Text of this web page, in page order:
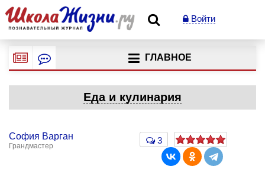
Войти
ГЛАВНОЕ
Еда и кулинария
София Варган
Грандмастер
3